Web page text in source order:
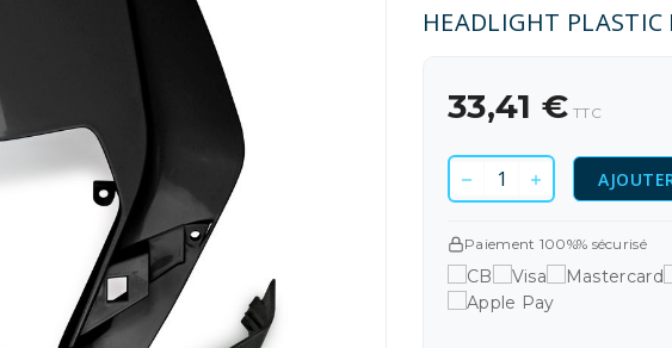
HEADLIGHT PLASTIC
33,41 € TTC
Paiement 100%% sécurisé